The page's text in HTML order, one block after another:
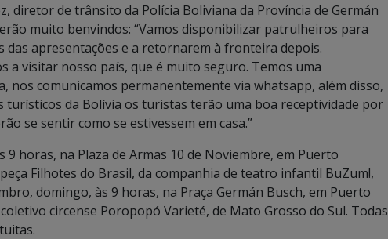
diretor de trânsito da Polícia Boliviana da Província de Germán
muito benvindos: “Vamos disponibilizar patrulheiros para
das apresentações e a retornarem à fronteira depois.
a visitar nosso país, que é muito seguro. Temos uma
nos comunicamos permanentemente via whatsapp, além disso,
turísticos da Bolívia os turistas terão uma boa receptividade por
se sentir como se estivessem em casa.”
9 horas, na Plaza de Armas 10 de Noviembre, em Puerto
Filhotes do Brasil, da companhia de teatro infantil BuZum!,
domingo, às 9 horas, na Praça Germán Busch, em Puerto
circense Poropopó Varieté, de Mato Grosso do Sul. Todas